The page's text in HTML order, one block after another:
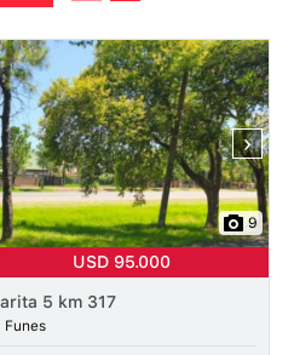
›
9
USD 95.000
5 km 317
Funes